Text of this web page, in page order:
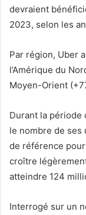
devraient
2023, selon les
Par région, Uber
l’Amérique du
Moyen-Orient
Durant la période
le nombre de ses
de référence
croître
atteindre 124
Interrogé sur un